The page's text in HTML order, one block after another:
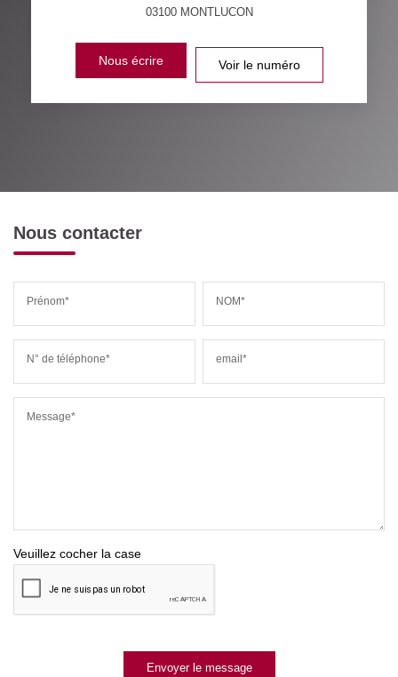
03100 MONTLUCON
Nous écrire Voir le numéro
Nous contacter
Prénom* NOM*
N° de téléphone* email*
Message*
Veuillez cocher la case
Envoyer le message